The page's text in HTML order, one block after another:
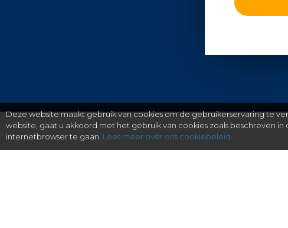
Deze website maakt gebruik van cookies om de gebruikerservaring te
website, gaat u akkoord met het gebruik van cookies zoals beschreven
internetbrowser te gaan. Lees meer over ons cookiebeleid